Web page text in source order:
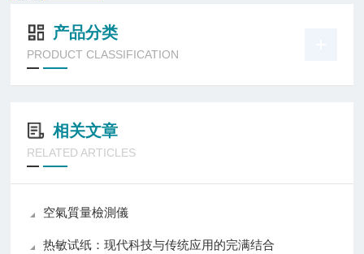
产品分类
PRODUCT CLASSIFICATION
相关文章
RELATED ARTICLES
空氣質量檢測儀
热敏试纸：现代科技与传统应用的完满结合